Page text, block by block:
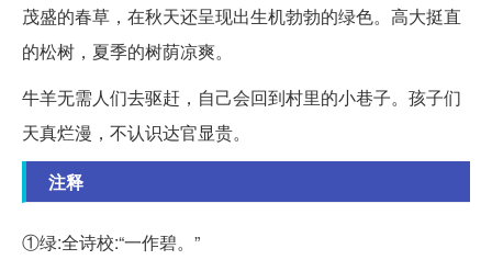
茂盛的春草，在秋天还呈现出生机勃勃的绿色。高大挺直
的松树，夏季的树荫凉爽。
牛羊无需人们去驱赶，自己会回到村里的小巷子。孩子们
天真烂漫，不认识达官显贵。
注释
①绿:全诗校:“一作碧。”